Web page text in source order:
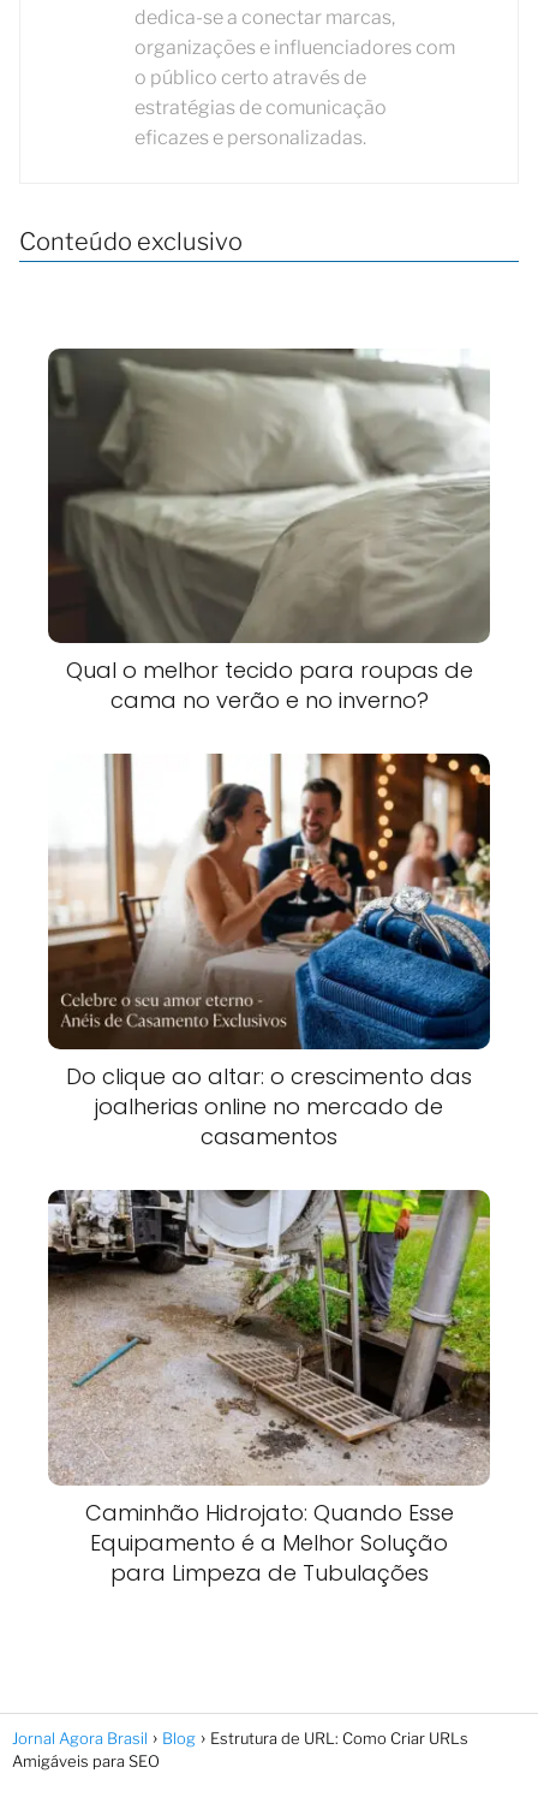
dedica-se a conectar marcas,
organizações e influenciadores com
o público certo através de
estratégias de comunicação
eficazes e personalizadas.
Conteúdo exclusivo
Qual o melhor tecido para roupas de
cama no verão e no inverno?
Do clique ao altar: o crescimento das
joalherias online no mercado de
casamentos
Caminhão Hidrojato: Quando Esse
Equipamento é a Melhor Solução
para Limpeza de Tubulações
Jornal Agora Brasil Blog
Estrutura de URL: Como Criar URLs
Amigáveis para SEO